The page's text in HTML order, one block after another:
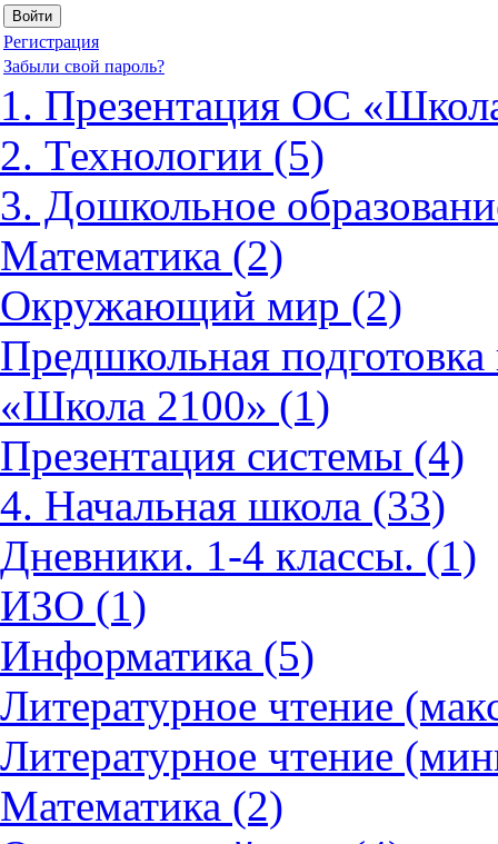
Регистрация
Забыли свой пароль?
1. Презентация ОС
2. Технологии (5)
3. Дошкольное
Математика (2)
Окружающий мир (2)
Предшкольная
«Школа 2100» (1)
Презентация системы (4)
4. Начальная школа (33)
Дневники. 1-4 классы. (1)
ИЗО (1)
Информатика (5)
Литературное чтение
Литературное чтение
Математика (2)